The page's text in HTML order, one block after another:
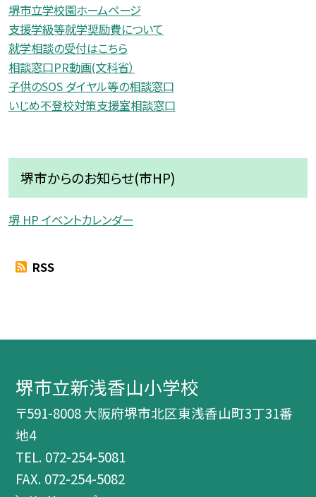
堺市立学校園ホームページ
支援学級等就学奨励費について
就学相談の受付はこちら
相談窓口PR動画(文科省）
子供のSOS ダイヤル等の相談窓口
いじめ不登校対策支援室相談窓口
堺市からのお知らせ(市HP)
堺 HP イベントカレンダー
RSS
堺市立新浅香山小学校
〒591-8008 大阪府堺市北区東浅香山町3丁31番
地4
TEL. 072-254-5081
FAX. 072-254-5082